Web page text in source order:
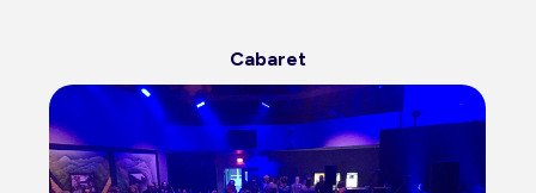
Cabaret